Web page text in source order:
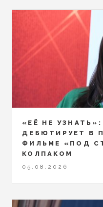
«ЕЁ НЕ
ДЕБЮТИРУЕТ В
ФИЛЬМЕ «ПОД
КОЛПАКОМ
05.08.2026